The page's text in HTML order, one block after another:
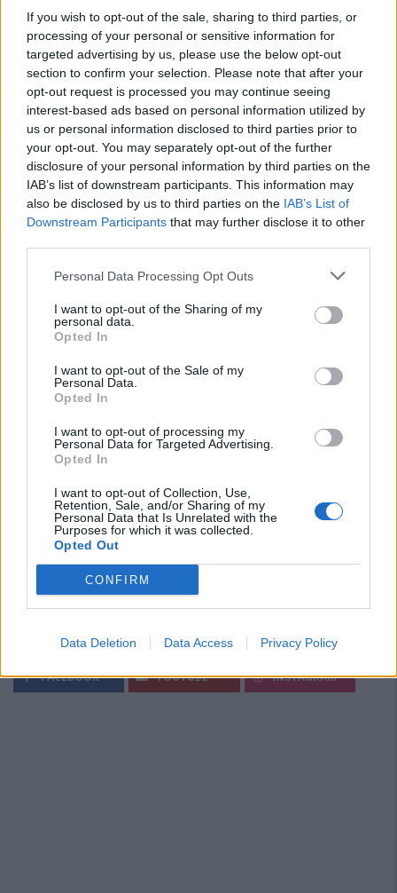
If you wish to opt-out of the sale, sharing to third parties, or
processing of your personal or sensitive information for
targeted advertising by us, please use the below opt-out
section to confirm your selection. Please note that after your
opt-out request is processed you may continue seeing
interest-based ads based on personal information utilized by
us or personal information disclosed to third parties prior to
your opt-out. You may separately opt-out of the further
disclosure of your personal information by third parties on the
IAB’s list of downstream participants. This information may
also be disclosed by us to third parties on the IAB’s List of
Downstream Participants that may further disclose it to other
Personal Data Processing Opt Outs
I want to opt-out of the Sharing of my
personal data.
Opted In
I want to opt-out of the Sale of my
Personal Data.
Opted In
I want to opt-out of processing my
Personal Data for Targeted Advertising.
Opted In
I want to opt-out of Collection, Use,
Retention, Sale, and/or Sharing of my
Personal Data that Is Unrelated with the
Purposes for which it was collected.
Opted Out
CONFIRM
Data Deletion Data Access Privacy Policy
Thiesi nel segno di Contini e Budroni;
l'Ozierese replica con le cinque reti alla
Sanverese e mantiene il passo…
10 Mar 2025
Velotto dirigerà Cagliari-Atalanta
Uragano Pirri, Chessa è sicuro: «Stiamo
imparando a soffrire»
26 Set 2013
1980, mister Panarello: "Successo che fa bene
25 Set 2012
Segui Diario Sportivo:
FACEBOOK YOUTUBE INSTAGRAM